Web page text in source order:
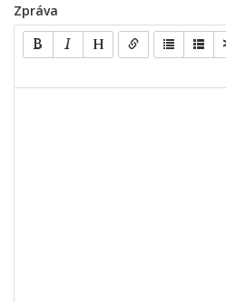
Zpráva